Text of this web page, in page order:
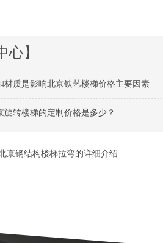
心】
材质是影响北京铁艺楼梯价格主要因素
旋转楼梯的定制价格是多少？
京钢结构楼梯拉弯的详细介绍